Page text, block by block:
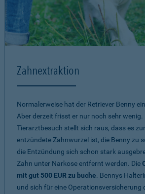
Zahnextraktion
Normalerweise hat der Retriever Benny
Aber derzeit frisst er nur noch sehr wenig.
Tierarztbesuch stellt sich raus, dass es
entzündete Zahnwurzel ist, die Benny zu
die Entzündung sich schon stark
Zahn unter Narkose entfernt werden. Die
mit gut 500 EUR zu buche. Bennys
und sich für eine Operationsversicherung